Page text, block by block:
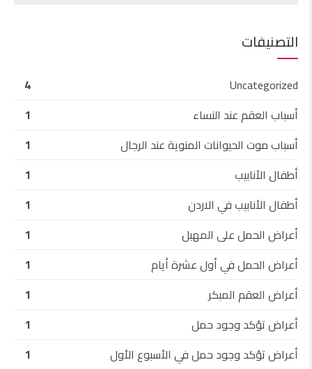
التصنيفات
Uncategorized
4
أسباب العقم عند النساء
1
أسباب موت الحيوانات المنوية عند الرجال
1
أطفال الأنابيب
1
أطفال الأنابيب في الاردن
1
أعراض الحمل على المهبل
1
أعراض الحمل في أول عشرة أيام
1
أعراض العقم المبكر
1
أعراض تؤكد وجود حمل
1
أعراض تؤكد وجود حمل في الأسبوع الأول
1